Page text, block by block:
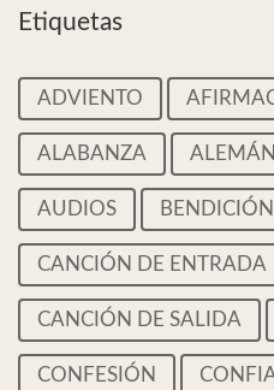
Etiquetas
ADVIENTO
ALABANZA ALEMÁN
AUDIOS BENDICIÓN
CANCIÓN DE ENTRADA
CANCIÓN DE SALIDA
CONFESIÓN